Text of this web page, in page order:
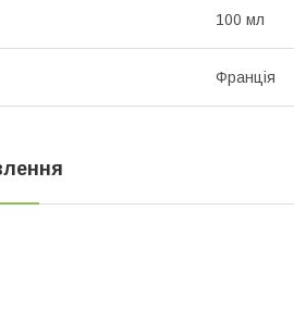
100 мл
Франція